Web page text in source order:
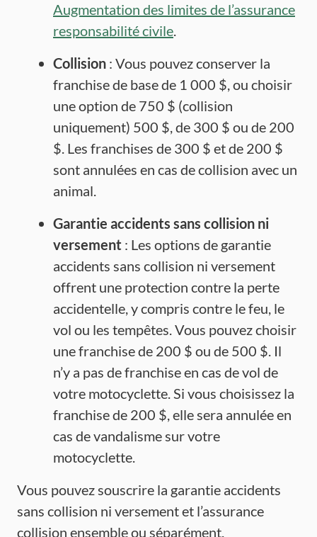
Augmentation des limites de l’assurance
responsabilité civile.
Collision : Vous pouvez conserver la
franchise de base de 1 000 $, ou choisir
une option de 750 $ (collision
uniquement) 500 $, de 300 $ ou de 200
$. Les franchises de 300 $ et de 200 $
sont annulées en cas de collision avec un
animal.
Garantie accidents sans collision ni
versement : Les options de garantie
accidents sans collision ni versement
offrent une protection contre la perte
accidentelle, y compris contre le feu, le
vol ou les tempêtes. Vous pouvez choisir
une franchise de 200 $ ou de 500 $. Il
n’y a pas de franchise en cas de vol de
votre motocyclette. Si vous choisissez la
franchise de 200 $, elle sera annulée en
cas de vandalisme sur votre
motocyclette.
Vous pouvez souscrire la garantie accidents
sans collision ni versement et l’assurance
collision ensemble ou séparément.